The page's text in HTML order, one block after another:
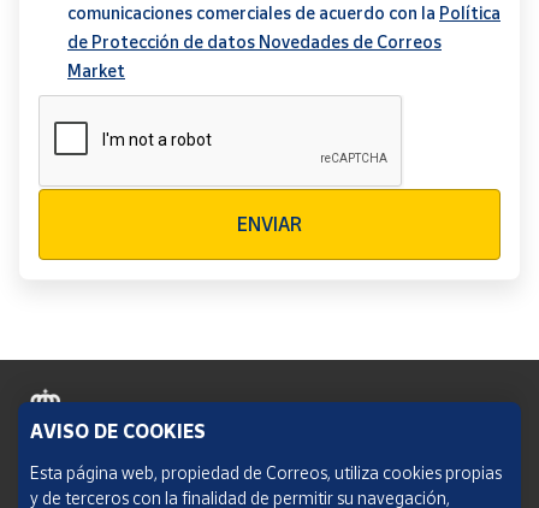
comunicaciones comerciales de acuerdo con la Política
de Protección de datos Novedades de Correos
Market
ENVIAR
Política de cookies
AVISO DE COOKIES
Esta página web, propiedad de Correos, utiliza cookies propias
y de terceros con la finalidad de permitir su navegación,